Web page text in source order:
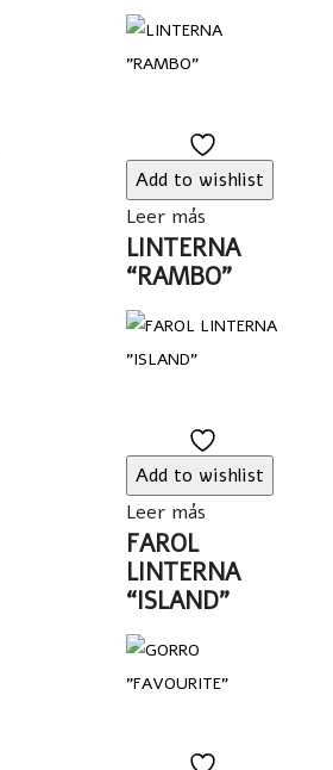
to
Add to wishlist
Leer más
LINTERNA
“RAMBO”
to
Add to wishlist
Leer más
FAROL
LINTERNA
“ISLAND”